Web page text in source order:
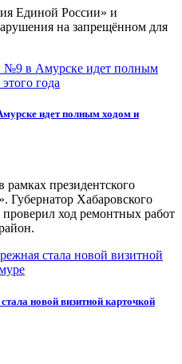
Единой России» и
на запрещённом для
идет полным ходом и
президентского
Губернатор Хабаровского
ход ремонтных работ
новой визитной карточкой